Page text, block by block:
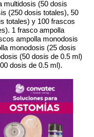
multidosis (50 dosis
(250 dosis totales), 50
totales) y 100 frascos
1 frasco ampolla
ampolla monodosis
monodosis (25 dosis
(50 dosis de 0.5 ml)
dosis de 0.5 ml).